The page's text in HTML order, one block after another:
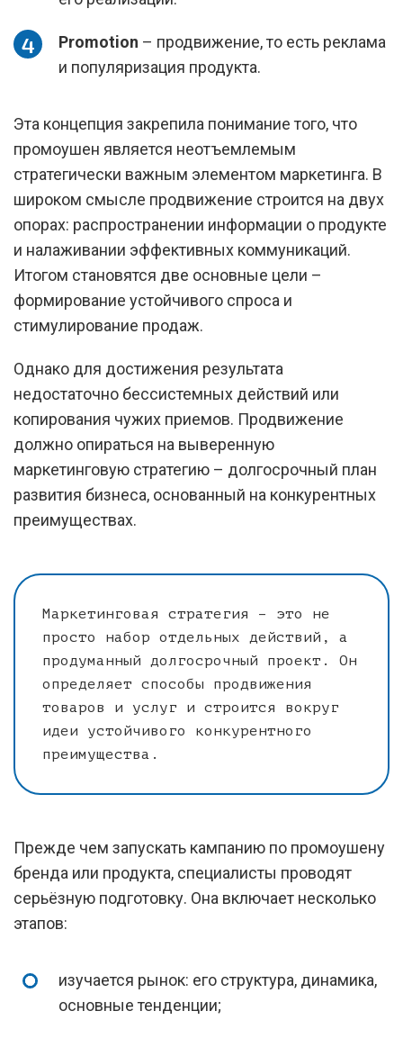
Promotion – продвижение, то есть реклама
и популяризация продукта.
Эта концепция закрепила понимание того, что
промоушен является неотъемлемым
стратегически важным элементом маркетинга. В
широком смысле продвижение строится на двух
опорах: распространении информации о продукте
и налаживании эффективных коммуникаций.
Итогом становятся две основные цели –
формирование устойчивого спроса и
стимулирование продаж.
Однако для достижения результата
недостаточно бессистемных действий или
копирования чужих приемов. Продвижение
должно опираться на выверенную
маркетинговую стратегию – долгосрочный план
развития бизнеса, основанный на конкурентных
преимуществах.
Маркетинговая стратегия – это не
просто набор отдельных действий, а
продуманный долгосрочный проект. Он
определяет способы продвижения
товаров и услуг и строится вокруг
идеи устойчивого конкурентного
преимущества.
Прежде чем запускать кампанию по промоушену
бренда или продукта, специалисты проводят
серьёзную подготовку. Она включает несколько
этапов:
изучается рынок: его структура, динамика,
основные тенденции;